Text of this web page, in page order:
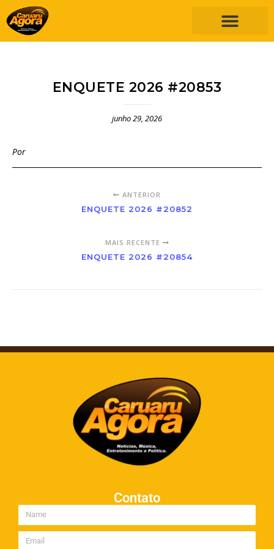
ENQUETE 2026 #20853
junho 29, 2026
Por
ANTERIOR
ENQUETE 2026 #20852
MAIS RECENTE
ENQUETE 2026 #20854
Contato